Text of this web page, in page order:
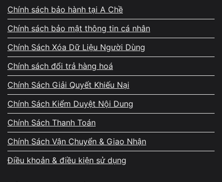
2.1. Tắt Fast Startup để shutdown hoàn toàn
MởPower Options
ChọnChoose what the power buttons do
TắtFast Startup
Shutdown lại máy để kiểm tra
Đây là bước quan trọng nhất khi xử lý lỗi
Chính sách bảo hành tại A Chề
Chính sách bảo mật thông tin cá nhân
Chính Sách Xóa Dữ Liệu Người Dùng
Chính sách đổi trả hàng hoá
Chính Sách Giải Quyết Khiếu Nại
Chính Sách Kiểm Duyệt Nội Dung
Chính Sách Thanh Toán
Chính Sách Vận Chuyển & Giao Nhận
Điều khoản & điều kiện sử dụng